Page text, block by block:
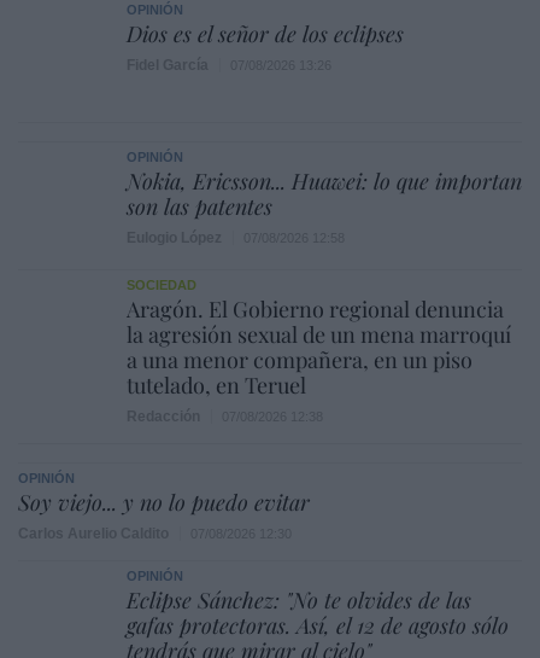
OPINIÓN
Dios es el señor de los eclipses
OPINIÓN
Nokia, Ericsson... Huawei: lo que importan
son las patentes
SOCIEDAD
Aragón. El Gobierno regional denuncia
la agresión sexual de un mena marroquí
a una menor compañera, en un piso
tutelado, en Teruel
OPINIÓN
Soy viejo... y no lo puedo evitar
OPINIÓN
Eclipse Sánchez: "No te olvides de las
gafas protectoras. Así, el 12 de agosto sólo
tendrás que mirar al cielo"